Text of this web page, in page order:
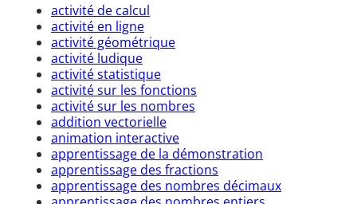
activité de calcul
activité en ligne
activité géométrique
activité ludique
activité statistique
activité sur les fonctions
activité sur les nombres
addition vectorielle
animation interactive
apprentissage de la démonstration
apprentissage des fractions
apprentissage des nombres décimaux